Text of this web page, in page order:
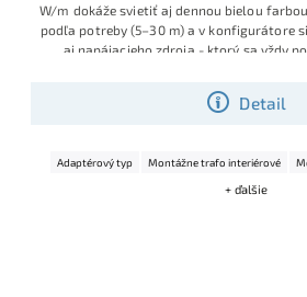
Detail
W/m dokáže svietiť aj dennou bielou
podľa potreby (5–30 m) a v konfigurátore
aj napájacieho zdroja - ktorý sa vždy
jednoduchú montáž.
Adaptérový typ Montážne trafo interiérové
+ ďalšie